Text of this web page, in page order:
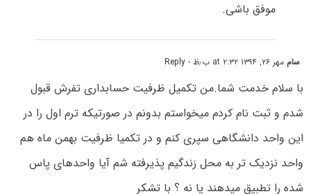
موفق باشی.
سام مهر ۲۶, ۱۳۹۴ at ۲:۳۲ ب٫ظ - Reply
با سلام خدمت شما.من تکمیل ظرفیت حسابداری تفرش قبول
شدم و ثبت نام کردم میخواستم بدونم در صورتیکه ترم اول را در
این واحد دانشگاهی سپری کنم و در تکمیا ظرفیت بهمن ماه هم
واحد نزدیک تر به محل زندگیم پذیرفته شم آیا واحدهای پاس
شده را تطبیق میدهند یا نه ؟ با تشکر